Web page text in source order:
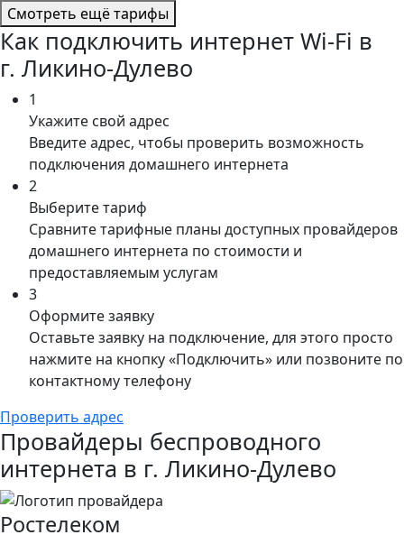
Смотреть ещё тарифы
Как подключить интернет Wi-Fi в
г. Ликино-Дулево
1
Укажите свой адрес
Введите адрес, чтобы проверить возможность
подключения домашнего интернета
2
Выберите тариф
Сравните тарифные планы доступных провайдеров
домашнего интернета по стоимости и
предоставляемым услугам
3
Оформите заявку
Оставьте заявку на подключение, для этого просто
нажмите на кнопку «Подключить» или позвоните по
контактному телефону
Проверить адрес
Провайдеры беспроводного
интернета в г. Ликино-Дулево
Ростелеком